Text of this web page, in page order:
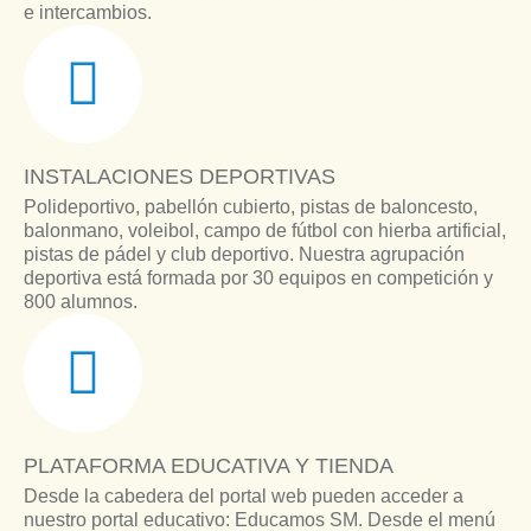
e intercambios.
INSTALACIONES DEPORTIVAS
Polideportivo, pabellón cubierto, pistas de baloncesto,
balonmano, voleibol, campo de fútbol con hierba artificial,
pistas de pádel y club deportivo. Nuestra agrupación
deportiva está formada por 30 equipos en competición y
800 alumnos.
PLATAFORMA EDUCATIVA Y TIENDA
Desde la cabedera del portal web pueden acceder a
nuestro portal educativo: Educamos SM. Desde el menú